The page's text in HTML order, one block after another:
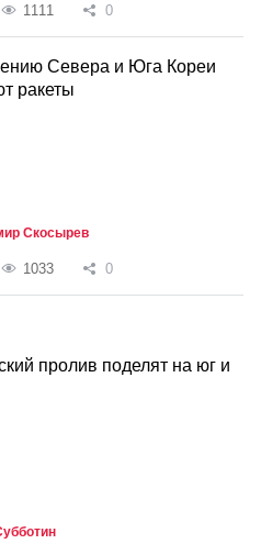
1111 0
Севера и Юга Кореи
ракеты
Скосырев
1033 0
пролив поделят на юг и